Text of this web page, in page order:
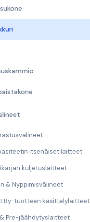
itsenäiset laitteet
kuljetuslaitteet
& Nyppimisvälineet
By-tuotteen käsittelylaitteet
Pre-jäähdytyslaitteet